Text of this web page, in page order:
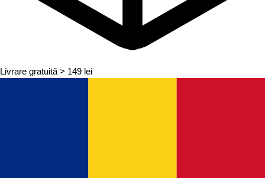
Livrare gratuită > 149 lei